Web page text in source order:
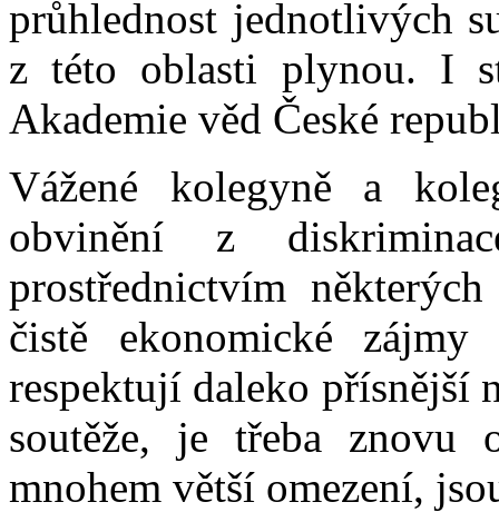
průhlednost jednotlivých
z této oblasti plynou. I
Akademie věd České
Vážené kolegyně a
obvinění z
prostřednictvím
čistě ekonomické
respektují daleko přísnější
soutěže, je třeba znovu
mnohem větší omezení,